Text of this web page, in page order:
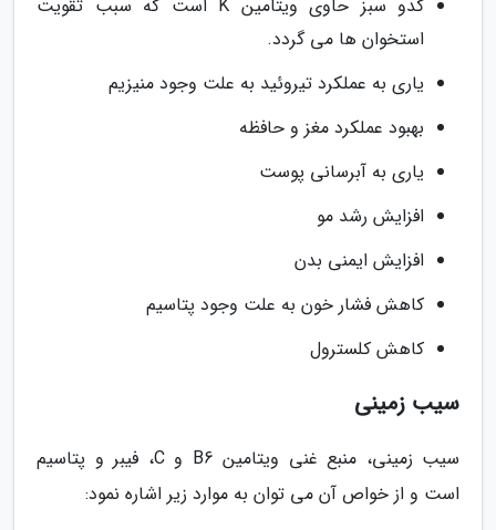
کدو سبز حاوی ویتامین K است که سبب تقویت
استخوان ها می گردد.
یاری به عملکرد تیروئید به علت وجود منیزیم
بهبود عملکرد مغز و حافظه
یاری به آبرسانی پوست
افزایش رشد مو
افزایش ایمنی بدن
کاهش فشار خون به علت وجود پتاسیم
کاهش کلسترول
سیب زمینی
سیب زمینی، منبع غنی ویتامین B6 و C، فیبر و پتاسیم
است و از خواص آن می توان به موارد زیر اشاره نمود: